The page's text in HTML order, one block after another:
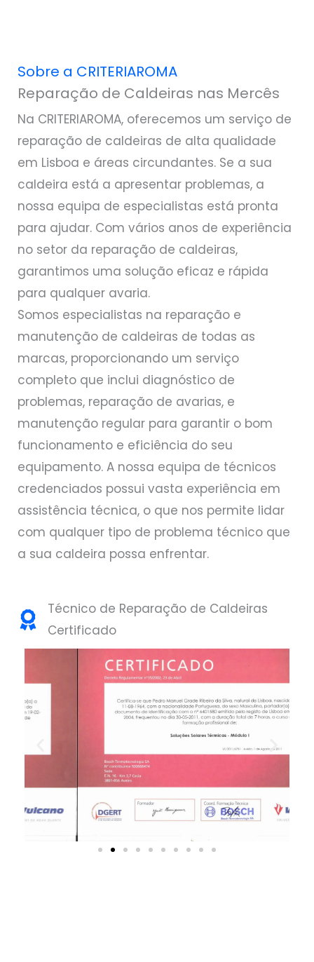
Sobre a CRITERIAROMA
Reparação de Caldeiras nas Mercês
Na CRITERIAROMA, oferecemos um serviço de
reparação de caldeiras de alta qualidade
em Lisboa e áreas circundantes. Se a sua
caldeira está a apresentar problemas, a
nossa equipa de especialistas está pronta
para ajudar. Com vários anos de experiência
no setor da reparação de caldeiras,
garantimos uma solução eficaz e rápida
para qualquer avaria.
Somos especialistas na reparação e
manutenção de caldeiras de todas as
marcas, proporcionando um serviço
completo que inclui diagnóstico de
problemas, reparação de avarias, e
manutenção regular para garantir o bom
funcionamento e eficiência do seu
equipamento. A nossa equipa de técnicos
credenciados possui vasta experiência em
assistência técnica, o que nos permite lidar
com qualquer tipo de problema técnico que
a sua caldeira possa enfrentar.
Técnico de Reparação de Caldeiras
Certificado